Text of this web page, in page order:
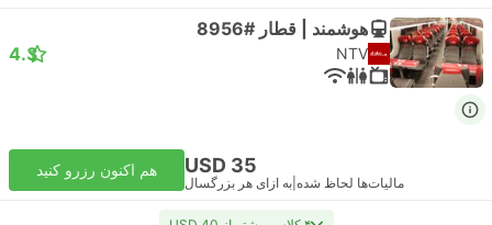
هوشمند | قطار #8956
NTV
4.3
USD 35
مالیات‌ها لحاظ شده به ازای هر بزرگسال
هم اکنون رزرو کنید